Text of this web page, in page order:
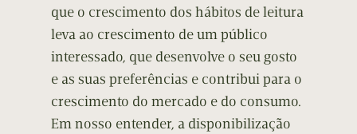
que o crescimento dos hábitos de leitura
leva ao crescimento de um público
interessado, que desenvolve o seu gosto
e as suas preferências e contribui para o
crescimento do mercado e do consumo.
Em nosso entender, a disponibilização